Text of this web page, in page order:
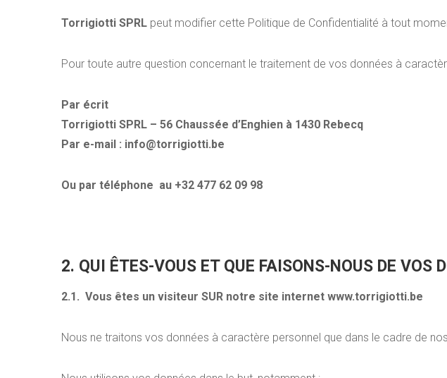
Torrigiotti SPRL peut modifier cette Politique de Confidentialité à tout
Pour toute autre question concernant le traitement de vos données à
Par écrit
Torrigiotti SPRL – 56 Chaussée d’Enghien à 1430 Rebecq
Par e-mail : info@torrigiotti.be
Ou par téléphone au +32 477 62 09 98
2. QUI ÊTES-VOUS ET QUE FAISONS-NOUS DE VOS
2.1. Vous êtes un visiteur SUR notre site internet www.torrigiotti.be
Nous ne traitons vos données à caractère personnel que dans le cadre de